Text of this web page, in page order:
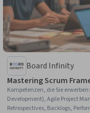
Board Infinity
Mastering Scrum
Kompetenzen, die Sie erwerben:
Development), Agile Project
Retrospectives, Backlogs,